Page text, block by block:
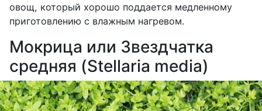
овощ, который хорошо поддается медленному
приготовлению с влажным нагревом.
Мокрица или Звездчатка
средняя (Stellaria media)